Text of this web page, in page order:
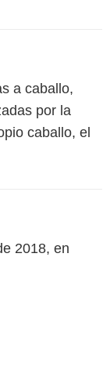
a caballo,
por la
caballo, el
2018, en